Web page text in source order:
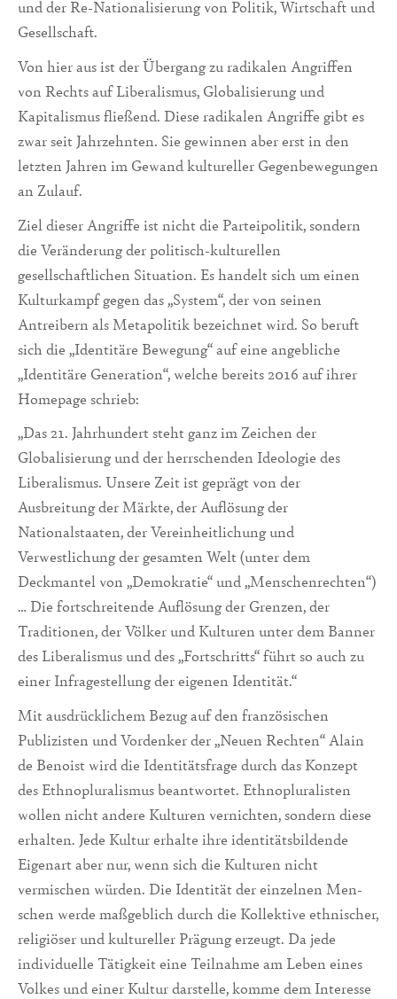
und der Re-Nationali­sierung von Politik, Wirtschaft und
Gesellschaft.
Von hier aus ist der Übergang zu radikalen Angriffen
von Rechts auf Liberalismus, Globalisierung und
Kapitalismus fließend. Diese radikalen Angriffe gibt es
zwar seit Jahr­zehnten. Sie gewinnen aber erst in den
letzten Jahren im Gewand kultureller Ge­genbewe­gun­gen
an Zulauf.
Ziel dieser Angriffe ist nicht die Parteipolitik, sondern
die Veränderung der politisch-kulturellen
gesellschaftlichen Situation. Es handelt sich um einen
Kulturkampf gegen das „System“, der von seinen
Antreibern als Metapolitik be­zeichnet wird. So beruft
sich die „Identitäre Bewegung“ auf eine angebliche
„Identitäre Generation“, welche bereits 2016 auf ihrer
Homepage schrieb:
„Das 21. Jahrhundert steht ganz im Zeichen der
Globalisierung und der herrschenden Ideologie des
Liberalismus. Unsere Zeit ist ge­prägt von der
Ausbreitung der Märkte, der Auflösung der
Nationalstaaten, der Verein­heitlichung und
Verwestlichung der gesamten Welt (unter dem
Deckmantel von „De­mokratie“ und „Menschenrechten“)
… Die fortschreitende Auflösung der Grenzen, der
Traditionen, der Völker und Kulturen unter dem Banner
des Liberalismus und des „Fortschritts“ führt so auch zu
einer Infragestellung der eigenen Identität.“
Mit ausdrücklichem Bezug auf den französischen
Publizisten und Vordenker der „Neuen Rechten“ Alain
de Benoist wird die Identitätsfrage durch das Konzept
des Eth­nopluralismus beantwortet. Ethnopluralisten
wollen nicht andere Kulturen vernichten, sondern diese
erhalten. Jede Kultur erhalte ihre identitätsbildende
Eigenart aber nur, wenn sich die Kulturen nicht
vermischen würden. Die Identität der einzelnen Men­
schen werde maßgeblich durch die Kollektive ethnischer,
religiöser und kultureller Prä­gung erzeugt. Da jede
individuelle Tätigkeit eine Teilnahme am Leben eines
Volkes und einer Kultur darstelle, komme dem Interesse